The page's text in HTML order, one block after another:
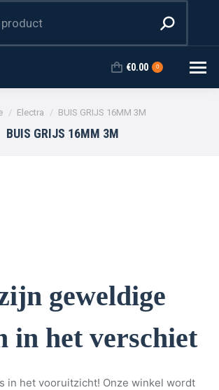
€0.00 0
hier:
Electra BUIS GRIJS 16MM 3M
BUIS GRIJS 16MM 3M
geweldige
in het verschiet
in het vooruitzicht! Onze winkel wordt